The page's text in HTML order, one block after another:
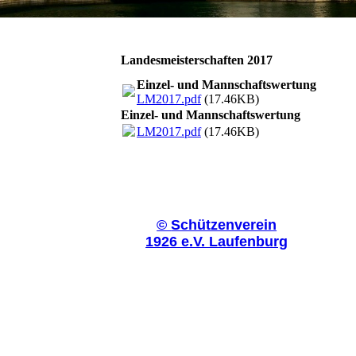
Landesmeisterschaften 2017
Einzel- und Mannschaftswertung
LM2017.pdf(17.46KB)
Einzel- und Mannschaftswertung
LM2017.pdf(17.46KB)
©Schützenverein
1926 e.V. Laufenburg